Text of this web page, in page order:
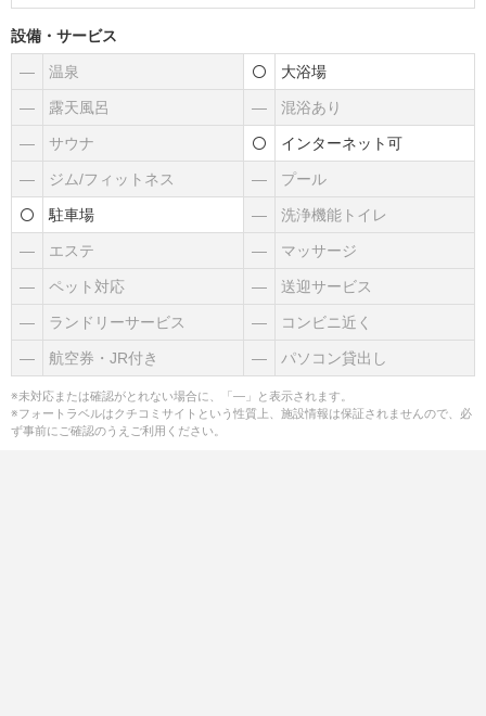
設備・サービス
― 温泉 大浴場
― 露天風呂 ― 混浴あり
― サウナ インターネット可
― ジム/フィットネス ― プール
駐車場 ― 洗浄機能トイレ
― エステ ― マッサージ
― ペット対応 ― 送迎サービス
― ランドリーサービス ― コンビニ近く
― 航空券・JR付き ― パソコン貸出し
※未対応または確認がとれない場合に、「―」と表示されます。
※フォートラベルはクチコミサイトという性質上、施設情報は保証されませんので、必
ず事前にご確認のうえご利用ください。